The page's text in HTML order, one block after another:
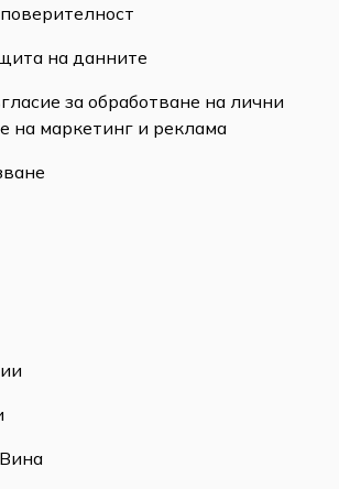
на данните
за обработване на лични
на маркетинг и реклама